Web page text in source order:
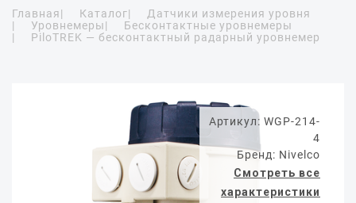
Применение приборов
Как мы работаем
Главная| Каталог|
Датчики измерения уровня
|
Уровнемеры|
Бесконтактные уровнемеры
|
PiloTREK — бесконтактный радарный уровнемер
Артикул: WGP-214-
4
Бренд: Nivelco
Смотреть все
характеристики